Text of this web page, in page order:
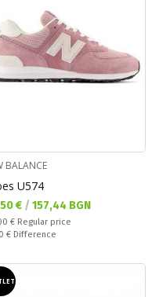
BALANCE
U574
цена:
€ / 157,44 BGN
price:
€ Regular price
€ Difference